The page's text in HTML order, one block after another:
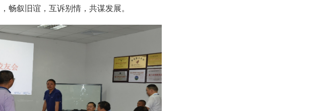
畅叙旧谊，互诉别情，共谋发展。